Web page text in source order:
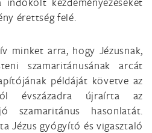
érettség felé.
minket arra, hogy Jézusnak,
szamaritánusának arcát
példáját követve az
évszázadra újraírta az
szamaritánus hasonlatát.
Jézus gyógyító és vigasztaló